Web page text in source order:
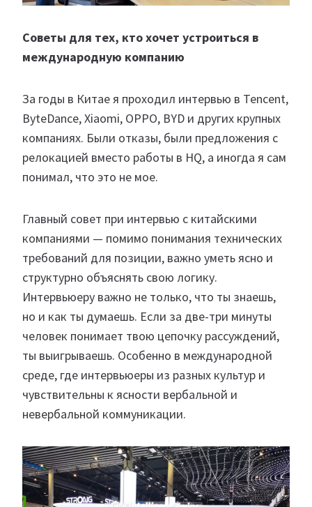
Советы для тех, кто хочет устроиться в
международную компанию
За годы в Китае я проходил интервью в Tencent,
ByteDance, Xiaomi, OPPO, BYD и других крупных
компаниях. Были отказы, были предложения с
релокацией вместо работы в HQ, а иногда я сам
понимал, что это не мое.
Главный совет при интервью с китайскими
компаниями — помимо понимания технических
требований для позиции, важно уметь ясно и
структурно объяснять свою логику.
Интервьюеру важно не только, что ты знаешь,
но и как ты думаешь. Если за две-три минуты
человек понимает твою цепочку рассуждений,
ты выигрываешь. Особенно в международной
среде, где интервьюеры из разных культур и
чувствительны к ясности вербальной и
невербальной коммуникации.